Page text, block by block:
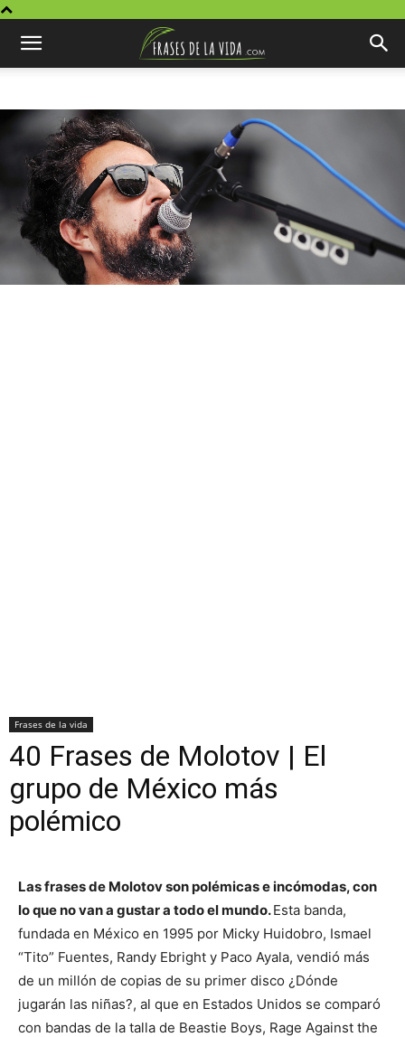
Frases de la vida
40 Frases de Molotov | El
grupo de México más
polémico
Las frases de Molotov son polémicas e incómodas, con
lo que no van a gustar a todo el mundo.Esta banda,
fundada en México en 1995 por Micky Huidobro, Ismael
“Tito” Fuentes, Randy Ebright y Paco Ayala, vendió más
de un millón de copias de su primer disco ¿Dónde
jugarán las niñas?, al que en Estados Unidos se comparó
con bandas de la talla de Beastie Boys, Rage Against the